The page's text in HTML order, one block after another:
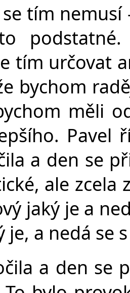
tím
tím určovat
bychom
měli
Pavel
a den se
ale zcela
jaký je a
je, a nedá se
a den se